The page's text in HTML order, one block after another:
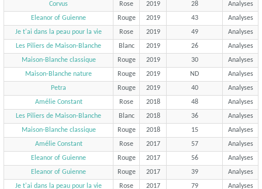
Corvus
Rose 2019 28
Analyses
Eleanor of Guienne
Rouge 2019 43
Analyses
Je t'ai dans la peau pour la vie
Rose 2019 49
Analyses
Les Piliers de Maison-Blanche
Blanc 2019 26
Analyses
Maison-Blanche classique
Rouge 2019 30
Analyses
Maison-Blanche nature
Rouge 2019 ND
Analyses
Petra
Rouge 2019 40
Analyses
Amélie Constant
Rose 2018 48
Analyses
Les Piliers de Maison-Blanche
Blanc 2018 36
Analyses
Maison-Blanche classique
Rouge 2018 15
Analyses
Amélie Constant
Rose 2017 57
Analyses
Eleanor of Guienne
Rouge 2017 56
Analyses
Eleanor of Guienne
Rouge 2017 39
Analyses
Je t'ai dans la peau pour la vie
Rose 2017 79
Analyses